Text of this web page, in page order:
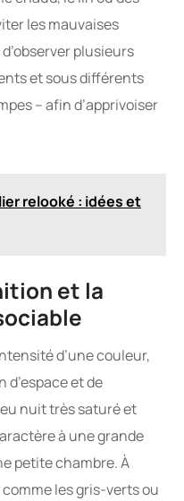
les mauvaises
plusieurs
et sous différents
– afin d’apprivoiser
relooké : idées et
et la
d’une couleur,
d’espace et de
nuit très saturé et
à une grande
petite chambre. À
les gris-verts ou